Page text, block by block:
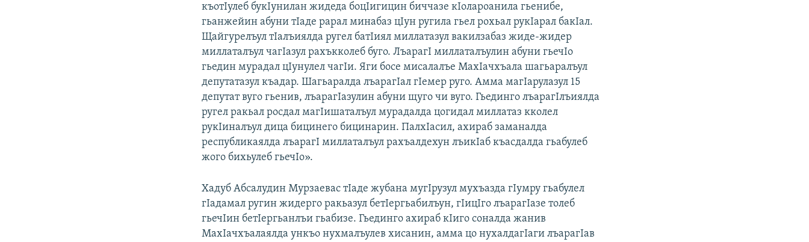
къотIулеб букIунилан жидеда боцIигицин биччазе кIолароанила гьенибе,
гьанжейин абуни тIаде рарал минабаз цIун ругила гьел рохьал рукIарал бакIал.
Щайгурелъул тIалъиялда ругел батIиял миллатазул вакилзабаз жиде-жидер
миллаталъул чагIазул рахъкколеб буго. ЛъарагI миллаталъулин абуни гьечIо
гьедин мурадал цIунулел чагIи. Яги босе мисалалъе МахIачхъала шагьаралъул
депутатазул къадар. Шагьаралда лъарагIал гIемер руго. Амма магIарулазул 15
депутат вуго гьенив, лъарагIазулин абуни щуго чи вуго. Гьединго лъарагIлъиялда
ругел ракьал росдал магIишаталъул мурадалда цогидал миллатаз кколел
рукIиналъул дица бицинего бицинарин. ПалхIасил, ахираб заманалда
республикаялда лъарагI миллаталъул рахъалдехун лъикIаб къасдалда гьабулеб
жого бихьулеб гьечIо».
Хадуб Абсалудин Мурзаевас тIаде жубана мугIрузул мухъазда гIумру гьабулел
гIадамал ругин жидерго ракьазул бетIергьабилъун, гIицIго лъарагIазе толеб
гьечIин бетIергьанлъи гьабизе. Гьединго ахираб кIиго соналда жанив
МахIачхъалаялда ункъо нухмалъулев хисанин, амма цо нухалдагIаги лъарагIав